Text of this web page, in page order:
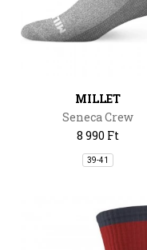
MILLET
Seneca Crew
8 990 Ft
39-41